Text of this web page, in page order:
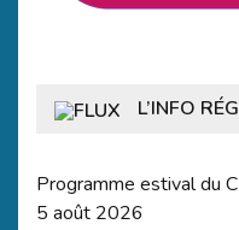
L’INFO
Programme estival du
5 août 2026